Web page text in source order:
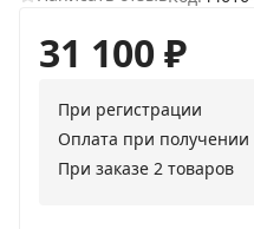
31 100₽
При регистрации
Оплата при получении
При заказе 2 товаров